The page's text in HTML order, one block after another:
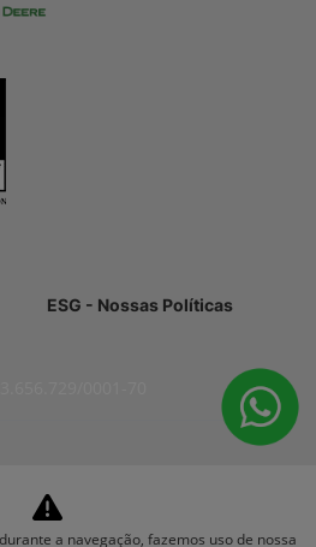
ESG - Nossas Políticas
o outro
a navegação, fazemos uso de nossa